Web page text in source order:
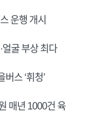
운행 개시
굴 부상 최다
스 ‘휘청’
매년 1000건 육